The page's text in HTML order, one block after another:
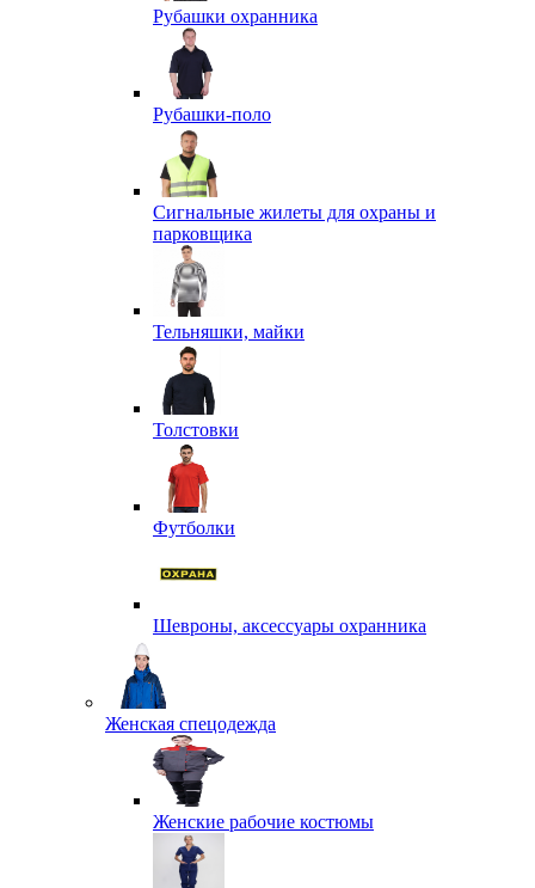
Рубашки охранника
Рубашки-поло
Сигнальные жилеты для охраны и
парковщика
Тельняшки, майки
Толстовки
Футболки
Шевроны, аксессуары охранника
Женская спецодежда
Женские рабочие костюмы